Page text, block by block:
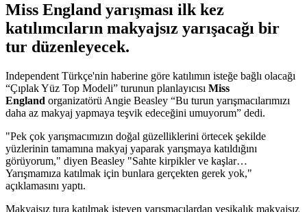
Miss England yarışması ilk kez
katılımcıların makyajsız yarışacağı bir
tur düzenleyecek.
Independent Türkçe'nin haberine göre katılımın isteğe bağlı olacağı
“Çıplak Yüz Top Modeli” turunun planlayıcısı Miss
England organizatörü Angie Beasley “Bu turun yarışmacılarımızı
daha az makyaj yapmaya teşvik edeceğini umuyorum” dedi.
"Pek çok yarışmacımızın doğal güzelliklerini örtecek şekilde
yüzlerinin tamamına makyaj yaparak yarışmaya katıldığını
görüyorum," diyen Beasley "Sahte kirpikler ve kaşlar…
Yarışmamıza katılmak için bunlara gerçekten gerek yok,"
açıklamasını yaptı.
Makyajsız tura katılmak isteyen yarışmacılardan vesikalık makyajsız